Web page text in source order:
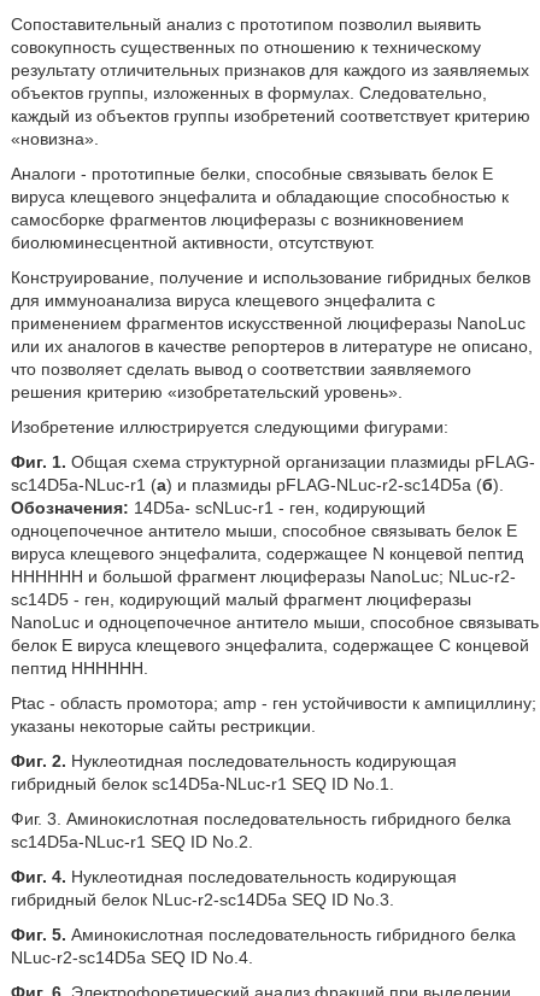
Сопоставительный анализ с прототипом позволил выявить
совокупность существенных по отношению к техническому
результату отличительных признаков для каждого из заявляемых
объектов группы, изложенных в формулах. Следовательно,
каждый из объектов группы изобретений соответствует критерию
«новизна».
Аналоги - прототипные белки, способные связывать белок Е
вируса клещевого энцефалита и обладающие способностью к
самосборке фрагментов люциферазы с возникновением
биолюминесцентной активности, отсутствуют.
Конструирование, получение и использование гибридных белков
для иммуноанализа вируса клещевого энцефалита с
применением фрагментов искусственной люциферазы NanoLuc
или их аналогов в качестве репортеров в литературе не описано,
что позволяет сделать вывод о соответствии заявляемого
решения критерию «изобретательский уровень».
Изобретение иллюстрируется следующими фигурами:
Фиг. 1. Общая схема структурной организации плазмиды pFLAG-
sc14D5a-NLuc-r1 (а) и плазмиды pFLAG-NLuc-r2-sc14D5a (б).
Обозначения: 14D5a- scNLuc-r1 - ген, кодирующий
одноцепочечное антитело мыши, способное связывать белок Е
вируса клещевого энцефалита, содержащее N концевой пептид
НННННН и большой фрагмент люциферазы NanoLuc; NLuc-r2-
sc14D5 - ген, кодирующий малый фрагмент люциферазы
NanoLuc и одноцепочечное антитело мыши, способное связывать
белок Е вируса клещевого энцефалита, содержащее С концевой
пептид НННННН.
Ptac - область промотора; amp - ген устойчивости к ампициллину;
указаны некоторые сайты рестрикции.
Фиг. 2. Нуклеотидная последовательность кодирующая
гибридный белок sc14D5a-NLuc-r1 SEQ ID No.1.
Фиг. 3. Аминокислотная последовательность гибридного белка
sc14D5a-NLuc-r1 SEQ ID No.2.
Фиг. 4. Нуклеотидная последовательность кодирующая
гибридный белок NLuc-r2-sc14D5a SEQ ID No.3.
Фиг. 5. Аминокислотная последовательность гибридного белка
NLuc-r2-sc14D5a SEQ ID No.4.